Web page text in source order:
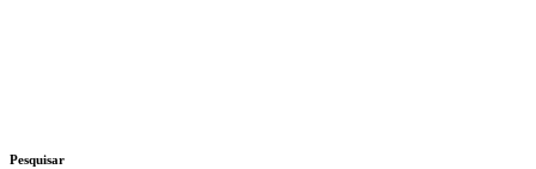
Pesquisar